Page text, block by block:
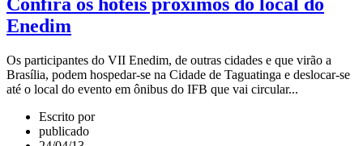
Confira os hotéis próximos do local do
Enedim
Os participantes do VII Enedim, de outras cidades e que virão a
Brasília, podem hospedar-se na Cidade de Taguatinga e deslocar-se
até o local do evento em ônibus do IFB que vai circular...
Escrito por
publicado